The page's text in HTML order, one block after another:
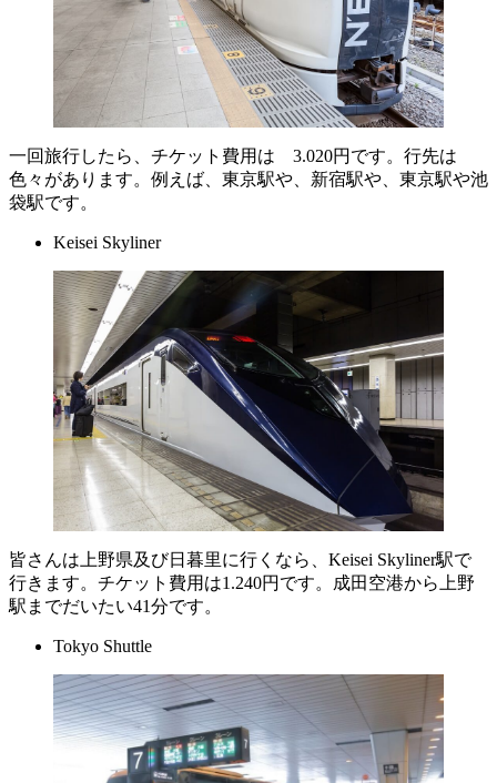
一回旅行したら、チケット費用は 3.020円です。行先は
色々があります。例えば、東京駅や、新宿駅や、東京駅や池
袋駅です。
Keisei Skyliner
皆さんは上野県及び日暮里に行くなら、Keisei Skyliner駅で
行きます。チケット費用は1.240円です。成田空港から上野
駅までだいたい41分です。
Tokyo Shuttle